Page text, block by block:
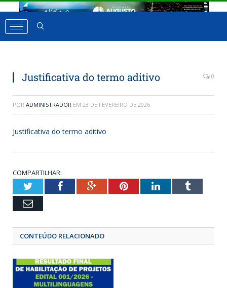
Justificativa do termo aditivo 0
POR ADMINISTRADOR EM 23 DE FEVEREIRO DE 2026
Justificativa do termo aditivo
COMPARTILHAR:
TwitterFacebookGoogle+Pinterest
LinkedIn
Email
CONTEÚDO RELACIONADO